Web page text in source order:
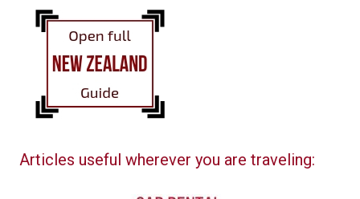
Articles useful wherever you are traveling: